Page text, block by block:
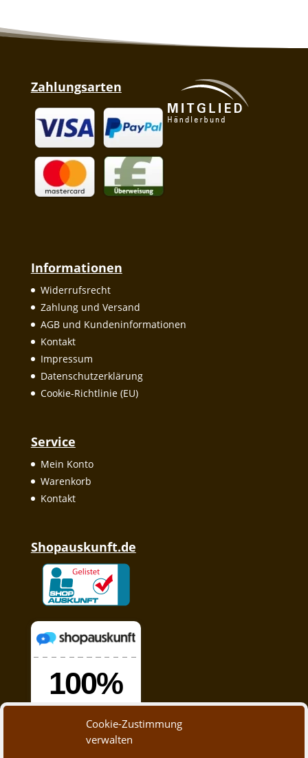
Cookie-Zustimmung
verwalten
Zahlungsarten
Informationen
Widerrufsrecht
Zahlung und Versand
AGB und Kundeninformationen
Kontakt
Impressum
Datenschutzerklärung
Cookie-Richtlinie (EU)
Service
Mein Konto
Warenkorb
Kontakt
Shopauskunft.de